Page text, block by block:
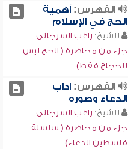
الفهرس:أهمية
الحج في الإسلام
للشيخ: راغب السرجاني
جزء من محاضرة ( الحج ليس
للحجاج فقط)
الفهرس:آداب
الدعاء وصوره
للشيخ: راغب السرجاني
جزء من محاضرة ( سلسلة
فلسطين الدعاء)